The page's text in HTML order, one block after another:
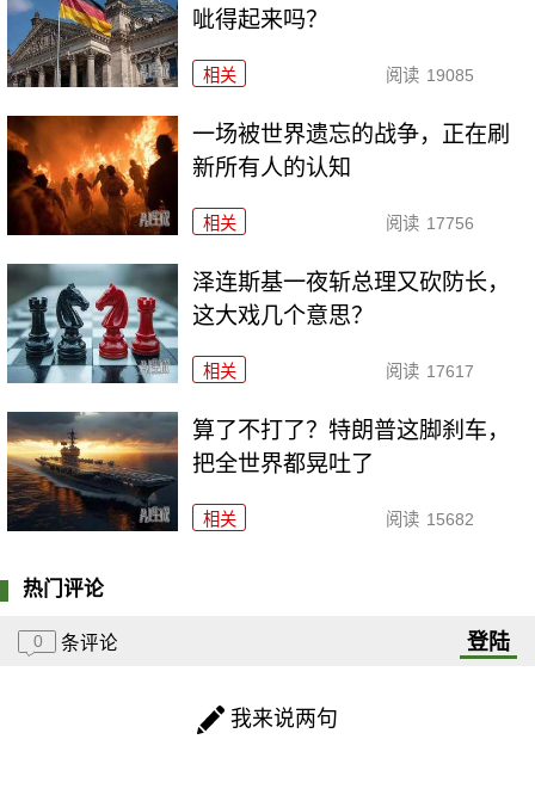
呲得起来吗？
相关 阅读 19085
一场被世界遗忘的战争，正在刷
新所有人的认知
相关 阅读 17756
泽连斯基一夜斩总理又砍防长，
这大戏几个意思？
相关 阅读 17617
算了不打了？特朗普这脚刹车，
把全世界都晃吐了
相关 阅读 15682
热门评论
0 条评论 登陆
我来说两句